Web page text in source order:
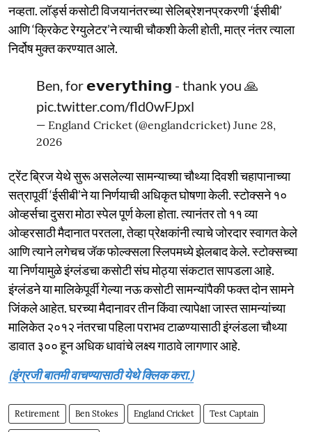
नव्हता. लॉर्ड्स कसोटी विजयानंतरच्या सेलिब्रेशनप्रकरणी ‘ईसीबी’
आणि ‘क्रिकेट रेग्युलेटर’ने त्याची चौकशी केली होती, मात्र नंतर त्याला
निर्दोष मुक्त करण्यात आले.
Ben, for 𝗲𝘃𝗲𝗿𝘆𝘁𝗵𝗶𝗻𝗴 - thank you 🙏
pic.twitter.com/fld0wFJpxl
— England Cricket (@englandcricket) June 28,
2026
ट्रेंट ब्रिज येथे सुरू असलेल्या सामन्याच्या चौथ्या दिवशी चहापानाच्या
सत्रापूर्वी ‘ईसीबी’ने या निर्णयाची अधिकृत घोषणा केली. स्टोक्सने १०
ओव्हर्सचा दुसरा मोठा स्पेल पूर्ण केला होता. त्यानंतर तो ११ व्या
ओव्हरसाठी मैदानात परतला, तेव्हा प्रेक्षकांनी त्याचे जोरदार स्वागत केले
आणि त्याने लगेचच जॅक फोल्क्सला स्लिपमध्ये झेलबाद केले. स्टोक्सच्या
या निर्णयामुळे इंग्लंडचा कसोटी संघ मोठ्या संकटात सापडला आहे.
इंग्लंडने या मालिकेपूर्वी गेल्या नऊ कसोटी सामन्यांपैकी फक्त दोन सामने
जिंकले आहेत. घरच्या मैदानावर तीन किंवा त्यापेक्षा जास्त सामन्यांच्या
मालिकेत २०१२ नंतरचा पहिला पराभव टाळण्यासाठी इंग्लंडला चौथ्या
डावात ३०० हून अधिक धावांचे लक्ष्य गाठावे लागणार आहे.
(इंग्रजी बातमी वाचण्यासाठी येथे क्लिक करा.)
Retirement Ben Stokes England Cricket Test Captain